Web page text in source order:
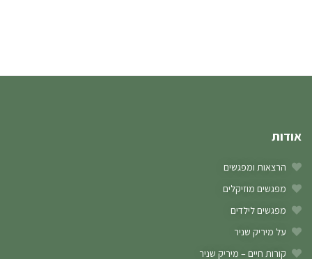
אודות
הרצאות ומפגשים
מפגשים מוזיקלים
מפגשים לילדים
על מיריק שניר
קורות חיים – מיריק שניר